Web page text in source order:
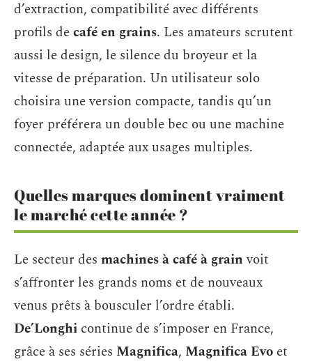
d’extraction, compatibilité avec différents
profils decafé en grains. Les amateurs scrutent
aussi le design, le silence du broyeur et la
vitesse de préparation. Un utilisateur solo
choisira une version compacte, tandis qu’un
foyer préférera un double bec ou une machine
connectée, adaptée aux usages multiples.
Quelles marques dominent vraiment
le marché cette année ?
Le secteur des machines à café à grainvoit
s’affronter les grands noms et de nouveaux
venus prêts à bousculer l’ordre établi.
De’Longhi continue de s’imposer en France,
grâce à ses séries Magnifica, Magnifica Evo et